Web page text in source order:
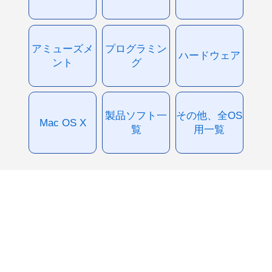
アミューズメ
ント
プログラミン
グ
ハードウェア
Mac OS X
製品ソフト一
覧
その他、全OS
用一覧